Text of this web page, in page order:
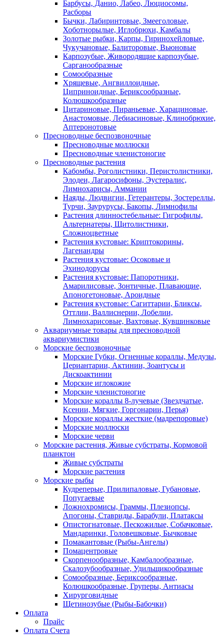
Барбусы, Данио, Лабео, Люциосомы,
Расборы
Бычки, Лабиринтовые, Змееголовые,
Хоботнорылые, Иглобрюхи, Камбалы
Золотые рыбки, Карпы, Гиринохейловые,
Чукучановые, Балиторовые, Вьюновые
Карпозубые, Живородящие карпозубые,
Сарганообразные
Сомообразные
Хрящевые, Ангвиллоидные,
Циприноидные, Бериксообразные,
Колюшкообразные
Цитариновые, Пираньевые, Харациновые,
Анастомовые, Лебиасиновые, Клинобрюхие,
Аптеронотовые
Пресноводные беспозвоночные
Пресноводные моллюски
Пресноводные членистоногие
Пресноводные растения
Кабомбы, Роголистники, Перистолистники,
Элодеи, Лагаросифоны, Эустералис,
Лимнохарисы, Аммании
Наяды, Людвигии, Гетерантеры, Зостереллы,
Турчи, Заурурусы, Бакопы, Лимнофилы
Растения длинностебельные: Гигрофилы,
Альтернатеры, Щитолистники,
Сложноцветные
Растения кустовые: Криптокорины,
Лагенандры
Растения кустовые: Осоковые и
Эхинодорусы
Растения кустовые: Папоротники,
Амарилисовые, Зонтичные, Плавающие,
Апоногетоновые, Ароидные
Растения кустовые: Сагиттарии, Бликсы,
Оттлии, Валлиснерии, Лобелии,
Лимнохарисовые, Вахтовые, Кувшинковые
Аквариумные товары для пресноводной
аквариумистики
Морские беспозвоночные
Морские Губки, Огненные кораллы, Медузы,
Цериантарии, Актинии, Зоантусы и
Дискоактинии
Морские иглокожие
Морские членистоногие
Морские кораллы 8-лучевые (Звездчатые,
Ксении, Мягкие, Горгонарии, Перья)
Морские кораллы жесткие (мадрепоровые)
Морские моллюски
Морские черви
Морские растения, Живые субстраты, Кормовой
планктон
Живые субстраты
Морские растения
Морские рыбы
Кудреперые, Прилипаловые, Губановые,
Попугаевые
Ложнохромисы, Граммы, Плезиопсы,
Апогоны, Ставриды, Барабули, Платаксы
Опистогнатовые, Пескожилые, Собачковые,
Мандаринки, Головешковые, Бычковые
Помакантовые (Рыбы-Ангелы)
Помацентровые
Скорпенообразные, Камбалообразные,
Скалозубообразные, Удильщикообразные
Сомообразные, Бериксообразные,
Колюшкообразные, Груперы, Антиасы
Хирурговидные
Щетинозубые (Рыбы-Бабочки)
Оплата
Прайс
Оплата Счета